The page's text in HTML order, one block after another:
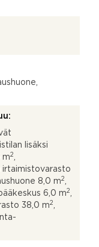
lisäksi
m2
irtaimistovarasto
8,0 m2
6,0 m2
38,0 m2